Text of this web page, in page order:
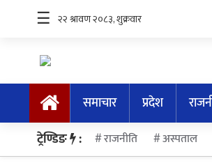
समाचार
प्रदेश
☰
समाचार प्रदेश
ट्रेण्डिङ : राजनीति अस्पताल